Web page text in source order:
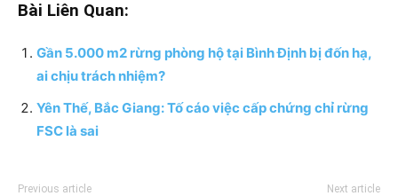
Bài Liên Quan:
Gần 5.000 m2 rừng phòng hộ tại Bình Định bị đốn hạ,
ai chịu trách nhiệm?
Yên Thế, Bắc Giang: Tố cáo việc cấp chứng chỉ rừng
FSC là sai
Previous article Next article